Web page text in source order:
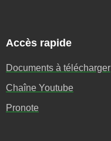
Accès rapide
Documents à télécharger
Chaîne Youtube
Pronote